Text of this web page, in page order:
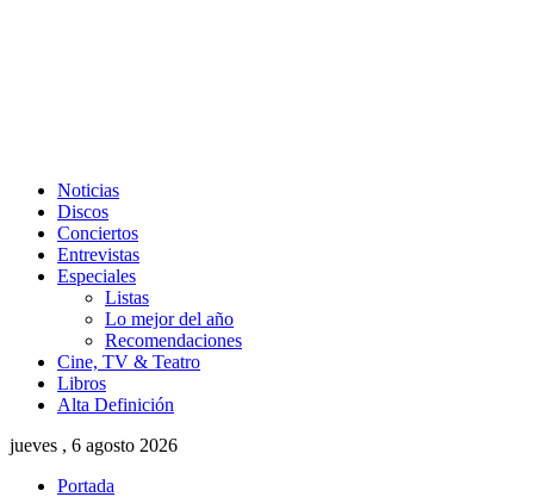
Noticias
Discos
Conciertos
Entrevistas
Especiales
Listas
Lo mejor del año
Recomendaciones
Cine, TV & Teatro
Libros
Alta Definición
jueves , 6 agosto 2026
Portada